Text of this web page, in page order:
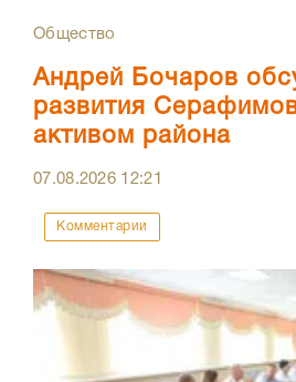
Общество
Андрей Бочаров
развития
активом района
07.08.2026 12:21
Комментарии